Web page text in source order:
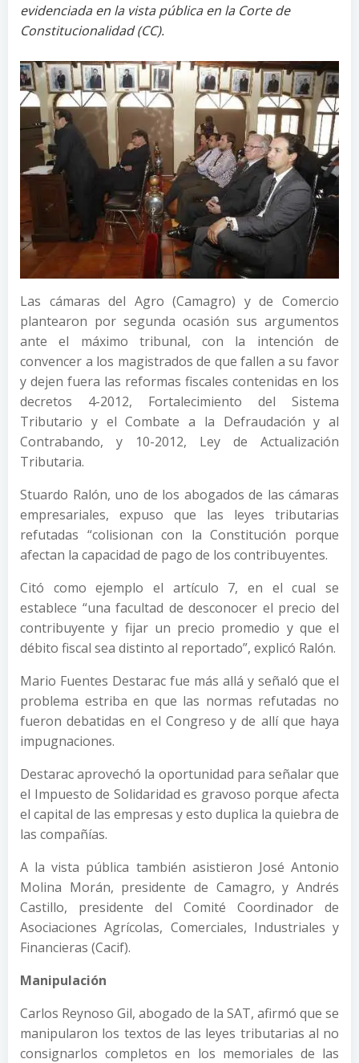
evidenciada en la vista pública en la Corte de
Constitucionalidad (CC).
Las cámaras del Agro (Camagro) y de Comercio
plantearon por segunda ocasión sus argumentos
ante el máximo tribunal, con la intención de
convencer a los magistrados de que fallen a su favor
y dejen fuera las reformas fiscales contenidas en los
decretos 4-2012, Fortalecimiento del Sistema
Tributario y el Combate a la Defraudación y al
Contrabando, y 10-2012, Ley de Actualización
Tributaria.
Stuardo Ralón, uno de los abogados de las cámaras
empresariales, expuso que las leyes tributarias
refutadas “colisionan con la Constitución porque
afectan la capacidad de pago de los contribuyentes.
Citó como ejemplo el artículo 7, en el cual se
establece “una facultad de desconocer el precio del
contribuyente y fijar un precio promedio y que el
débito fiscal sea distinto al reportado”, explicó Ralón.
Mario Fuentes Destarac fue más allá y señaló que el
problema estriba en que las normas refutadas no
fueron debatidas en el Congreso y de allí que haya
impugnaciones.
Destarac aprovechó la oportunidad para señalar que
el Impuesto de Solidaridad es gravoso porque afecta
el capital de las empresas y esto duplica la quiebra de
las compañías.
A la vista pública también asistieron José Antonio
Molina Morán, presidente de Camagro, y Andrés
Castillo, presidente del Comité Coordinador de
Asociaciones Agrícolas, Comerciales, Industriales y
Financieras (Cacif).
Manipulación
Carlos Reynoso Gil, abogado de la SAT, afirmó que se
manipularon los textos de las leyes tributarias al no
consignarlos completos en los memoriales de las